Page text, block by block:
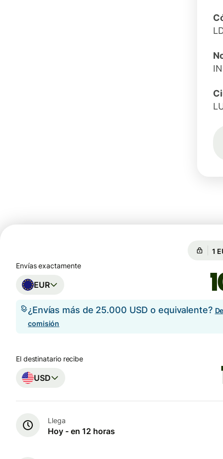
Envías exactamente
EUR
¿Envías más de 25.000 USD o equivalente?
comisión
El destinatario recibe
USD
Llega
Hoy - en 12 horas